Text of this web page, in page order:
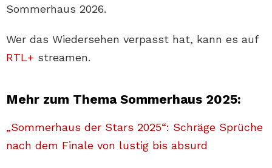
Sommerhaus 2026.
Wer das Wiedersehen verpasst hat, kann es auf
RTL+ streamen.
Mehr zum Thema Sommerhaus 2025:
„Sommerhaus der Stars 2025“: Schräge Sprüche
nach dem Finale von lustig bis absurd